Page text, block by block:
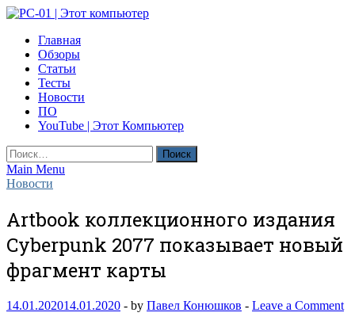
Skip
content
PC-01 | Этот компьютер
Компьютерные новости
Главная
Обзоры
Статьи
Тесты
Новости
ПО
YouTube | Этот Компьютер
Найти:
Main Menu
Новости
Artbook коллекционного издания
Cyberpunk 2077 показывает новый
фрагмент карты
14.01.202014.01.2020 - by Павел Конюшков - Leave a Comment